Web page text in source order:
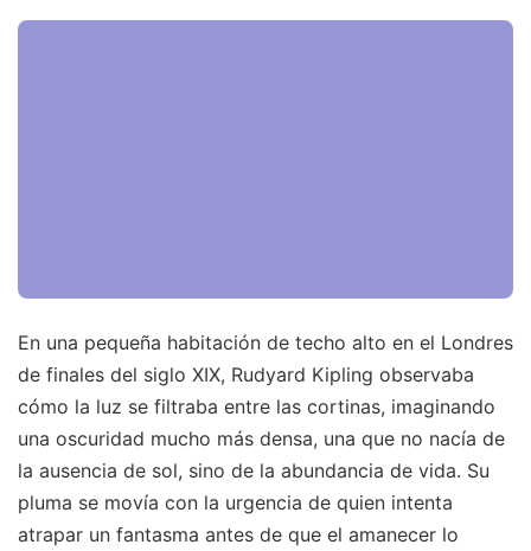
En una pequeña habitación de techo alto en el Londres
de finales del siglo XIX, Rudyard Kipling observaba
cómo la luz se filtraba entre las cortinas, imaginando
una oscuridad mucho más densa, una que no nacía de
la ausencia de sol, sino de la abundancia de vida. Su
pluma se movía con la urgencia de quien intenta
atrapar un fantasma antes de que el amanecer lo